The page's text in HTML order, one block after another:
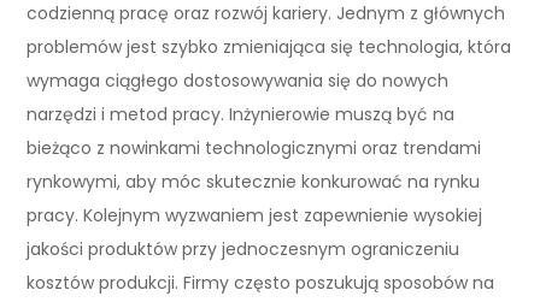
codzienną pracę oraz rozwój kariery. Jednym z głównych
problemów jest szybko zmieniająca się technologia, która
wymaga ciągłego dostosowywania się do nowych
narzędzi i metod pracy. Inżynierowie muszą być na
bieżąco z nowinkami technologicznymi oraz trendami
rynkowymi, aby móc skutecznie konkurować na rynku
pracy. Kolejnym wyzwaniem jest zapewnienie wysokiej
jakości produktów przy jednoczesnym ograniczeniu
kosztów produkcji. Firmy często poszukują sposobów na